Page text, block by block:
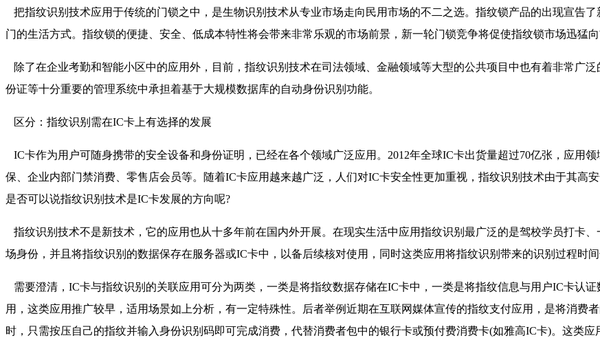
把指纹识别技术应用于传统的门锁之中，是生物识别技术从专业市场走向民用市场的不二之选。指纹锁产品的出现宣告
门的生活方式。指纹锁的便捷、安全、低成本特性将会带来非常乐观的市场前景，新一轮门锁竞争将促使指纹锁市场迅猛向
除了在企业考勤和智能小区中的应用外，目前，指纹识别技术在司法领域、金融领域等大型的公共项目中也有着非常广
份证等十分重要的管理系统中承担着基于大规模数据库的自动身份识别功能。
区分：指纹识别需在IC卡上有选择的发展
IC卡作为用户可随身携带的安全设备和身份证明，已经在各个领域广泛应用。2012年全球IC卡出货量超过70亿张，应用
保、企业内部门禁消费、零售店会员等。随着IC卡应用越来越广泛，人们对IC卡安全性更加重视，指纹识别技术由于其高
是否可以说指纹识别技术是IC卡发展的方向呢?
指纹识别技术不是新技术，它的应用也从十多年前在国内外开展。在现实生活中应用指纹识别最广泛的是驾校学员打卡
场身份，并且将指纹识别的数据保存在服务器或IC卡中，以备后续核对使用，同时这类应用将指纹识别带来的识别过程时
需要澄清，IC卡与指纹识别的关联应用可分为两类，一类是将指纹数据存储在IC卡中，一类是将指纹信息与用户IC卡认
用，这类应用推广较早，适用场景如上分析，有一定特殊性。后者举例近期在互联网媒体宣传的指纹支付应用，是将消费
时，只需按压自己的指纹并输入身份识别码即可完成消费，代替消费者包中的银行卡或预付费消费卡(如雅高IC卡)。这类应